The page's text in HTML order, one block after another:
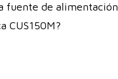
fuente de alimentación
CUS150M?